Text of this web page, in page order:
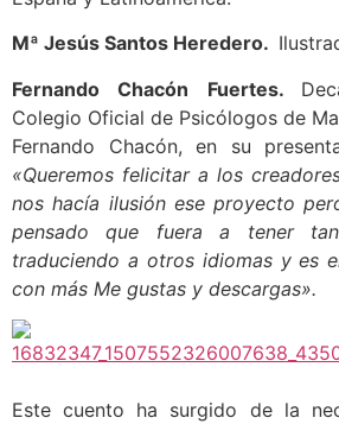
Mª Jesús Santos Heredero.
Fernando Chacón Fuertes.
Colegio Oficial de Psicólogos de
Fernando Chacón, en su
«Queremos felicitar a los
nos hacía ilusión ese proyecto
pensado que fuera a tener
traduciendo a otros idiomas y es
con más Me gustas y descargas».
Este cuento ha surgido de la